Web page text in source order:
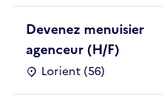
Devenez menuisier
agenceur (H/F)
Lorient (56)